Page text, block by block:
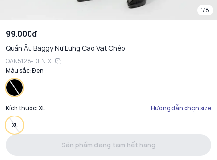
1/8
99.000đ
Quần Âu Baggy Nữ Lưng Cao Vạt Chéo
QAN5128-DEN-XL
Màu sắc:Đen
Kích thước:XL Hướng dẫn chọn size
XL
Sản phẩm đang tạm hết hàng